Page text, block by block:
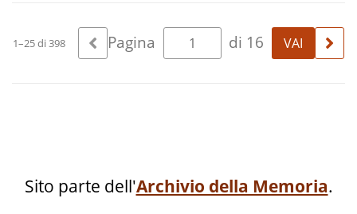
1–25 di 398 Pagina di 16
Sito parte dell'Archivio della Memoria.